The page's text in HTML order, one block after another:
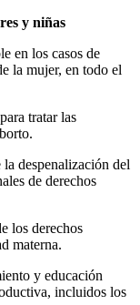
y niñas
en los casos de
la mujer, en todo el
tratar las
despenalización del
de derechos
los derechos
materna.
y educación
incluidos los